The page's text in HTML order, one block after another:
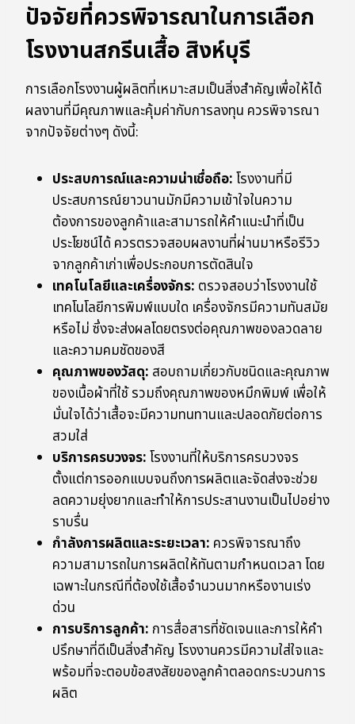
ปัจจัยที่ควรพิจารณาในการเลือก
โรงงานสกรีนเสื้อ สิงห์บุรี
การเลือกโรงงานผู้ผลิตที่เหมาะสมเป็นสิ่งสำคัญเพื่อให้ได้
ผลงานที่มีคุณภาพและคุ้มค่ากับการลงทุน ควรพิจารณา
จากปัจจัยต่างๆ ดังนี้:
ประสบการณ์และความน่าเชื่อถือ:โรงงานที่มี
ประสบการณ์ยาวนานมักมีความเข้าใจในความ
ต้องการของลูกค้าและสามารถให้คำแนะนำที่เป็น
ประโยชน์ได้ ควรตรวจสอบผลงานที่ผ่านมาหรือรีวิว
จากลูกค้าเก่าเพื่อประกอบการตัดสินใจ
เทคโนโลยีและเครื่องจักร: ตรวจสอบว่าโรงงานใช้
เทคโนโลยีการพิมพ์แบบใด เครื่องจักรมีความทันสมัย
หรือไม่ ซึ่งจะส่งผลโดยตรงต่อคุณภาพของลวดลาย
และความคมชัดของสี
คุณภาพของวัสดุ: สอบถามเกี่ยวกับชนิดและคุณภาพ
ของเนื้อผ้าที่ใช้ รวมถึงคุณภาพของหมึกพิมพ์ เพื่อให้
มั่นใจได้ว่าเสื้อจะมีความทนทานและปลอดภัยต่อการ
สวมใส่
บริการครบวงจร:โรงงานที่ให้บริการครบวงจร
ตั้งแต่การออกแบบจนถึงการผลิตและจัดส่งจะช่วย
ลดความยุ่งยากและทำให้การประสานงานเป็นไปอย่าง
ราบรื่น
กำลังการผลิตและระยะเวลา: ควรพิจารณาถึง
ความสามารถในการผลิตให้ทันตามกำหนดเวลา โดย
เฉพาะในกรณีที่ต้องใช้เสื้อจำนวนมากหรืองานเร่ง
ด่วน
การบริการลูกค้า: การสื่อสารที่ชัดเจนและการให้คำ
ปรึกษาที่ดีเป็นสิ่งสำคัญ โรงงานควรมีความใส่ใจและ
พร้อมที่จะตอบข้อสงสัยของลูกค้าตลอดกระบวนการ
ผลิต